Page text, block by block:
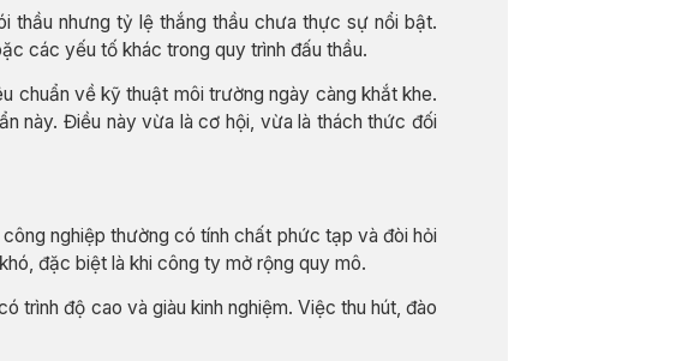
thầu nhưng tỷ lệ thắng thầu chưa thực sự nổi bật.
các yếu tố khác trong quy trình đấu thầu.
chuẩn về kỹ thuật môi trường ngày càng khắt khe.
này. Điều này vừa là cơ hội, vừa là thách thức đối
nghiệp thường có tính chất phức tạp và đòi hỏi
đặc biệt là khi công ty mở rộng quy mô.
trình độ cao và giàu kinh nghiệm. Việc thu hút, đào